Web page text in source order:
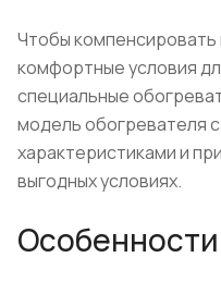
Чтобы компенсировать
комфортные условия
специальные
модель обогревателя
характеристиками и
выгодных условиях.